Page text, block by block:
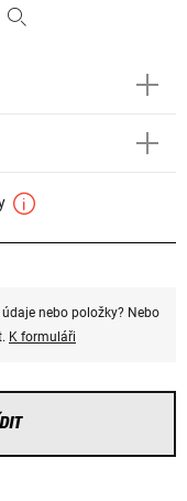
nebo položky? Nebo
K formuláři